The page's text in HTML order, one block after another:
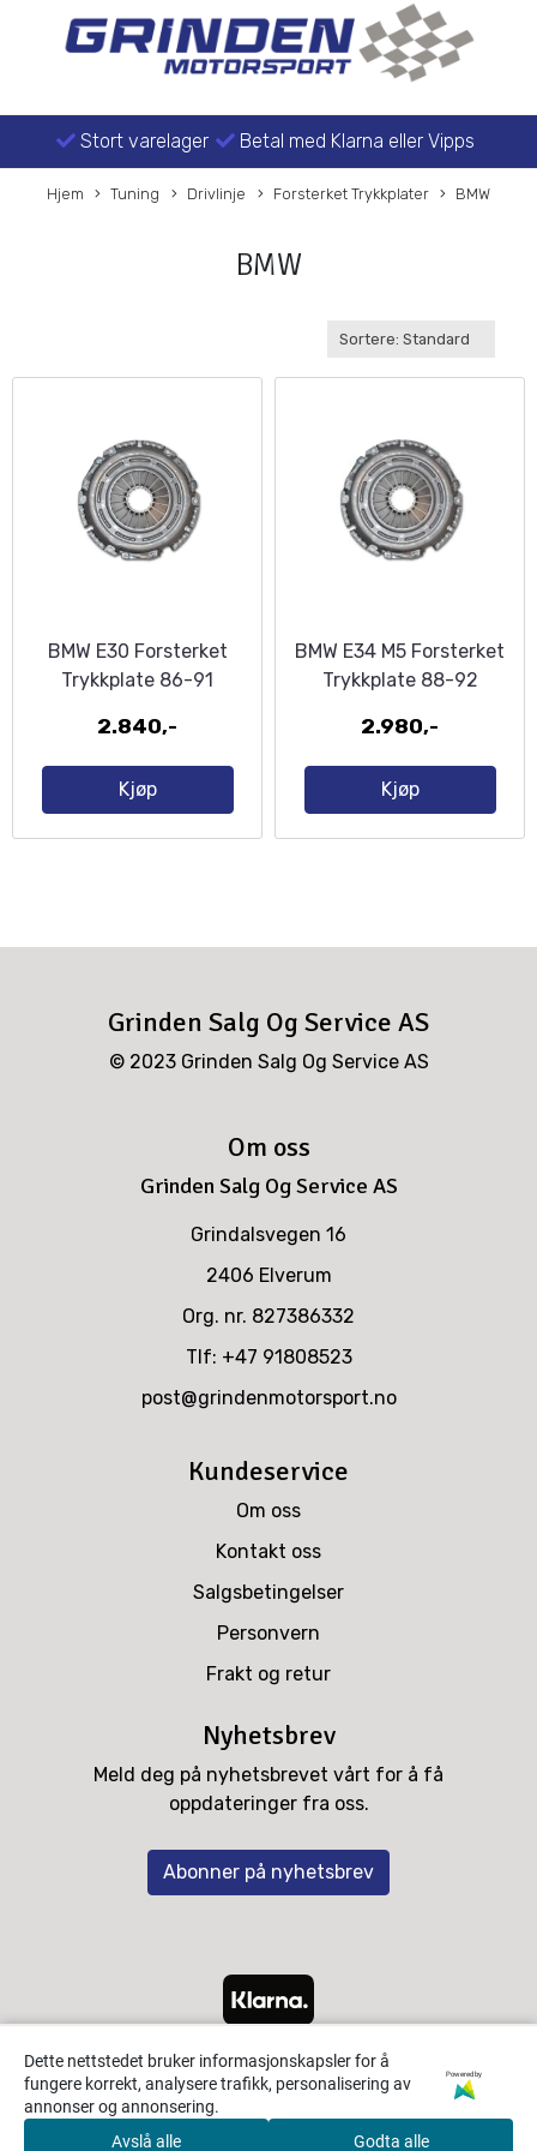
Stort varelager Betal med Klarna eller Vipps
Hjem Tuning Drivlinje Forsterket Trykkplater BMW
BMW
BMW E30 Forsterket
Trykkplate 86-91
2.840,-
Kjøp
BMW E34 M5 Forsterket
Trykkplate 88-92
2.980,-
Kjøp
Grinden Salg Og Service AS
© 2023 Grinden Salg Og Service AS
Om oss
Grinden Salg Og Service AS
Grindalsvegen 16
2406 Elverum
Org. nr. 827386332
Tlf: +47 91808523
post@grindenmotorsport.no
Kundeservice
Om oss
Kontakt oss
Salgsbetingelser
Personvern
Frakt og retur
Nyhetsbrev
Meld deg på nyhetsbrevet vårt for å få
oppdateringer fra oss.
Abonner på nyhetsbrev
Dette nettstedet bruker informasjonskapsler for å
fungere korrekt, analysere trafikk, personalisering av
annonser og annonsering.
Powered by
Avslå alle Godta alle